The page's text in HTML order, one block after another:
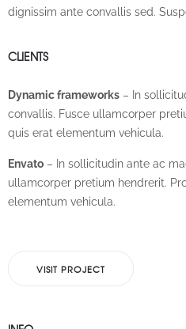
dignissim ante convallis sed.
CLIENTS
Dynamic frameworks – In
convallis. Fusce ullamcorper
quis erat elementum vehicula.
Envato – In sollicitudin ante ac
ullamcorper pretium hendrerit.
elementum vehicula.
VISIT PROJECT